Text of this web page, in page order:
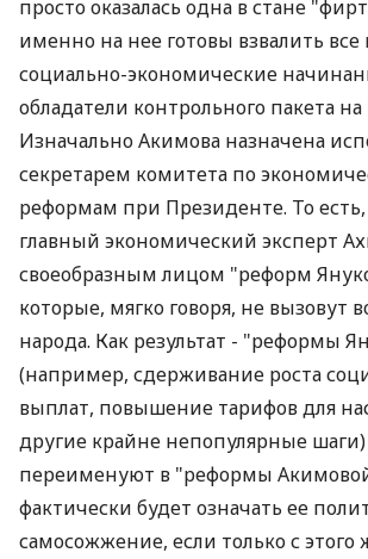
просто оказалась одна в стане
именно на нее готовы взвалить
социально-экономические
обладатели контрольного пакета
Изначально Акимова назначена
секретарем комитета по
реформам при Президенте. То есть,
главный экономический эксперт
своеобразным лицом "реформ
которые, мягко говоря, не вызовут
народа. Как результат - "реформы
(например, сдерживание роста
выплат, повышение тарифов для
другие крайне непопулярные
переименуют в "реформы
фактически будет означать ее
самосожжение, если только с этого